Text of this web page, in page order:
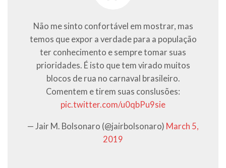
Não me sinto confortável em mostrar, mas
temos que expor a verdade para a população
ter conhecimento e sempre tomar suas
prioridades. É isto que tem virado muitos
blocos de rua no carnaval brasileiro.
Comentem e tirem suas conslusões:
pic.twitter.com/u0qbPu9sie
— Jair M. Bolsonaro (@jairbolsonaro) March 5,
2019